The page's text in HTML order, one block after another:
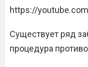
https://
Существует ряд
процедура